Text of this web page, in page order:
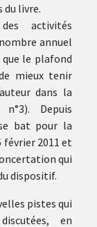
du livre.
activités
annuel
le plafond
mieux tenir
dans la
Depuis
bat pour la
février 2011 et
qui
dispositif.
pistes qui
en